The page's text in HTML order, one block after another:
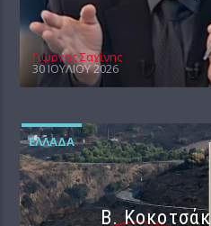
Γιώργος Σαχίνης
30 ΙΟΥΛΊΟΥ 2026
ΕΛΛΆΔΑ
Β.